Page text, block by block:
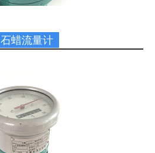
石蜡流量计